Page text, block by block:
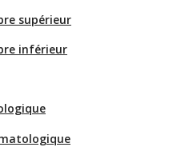
supérieur
inférieur